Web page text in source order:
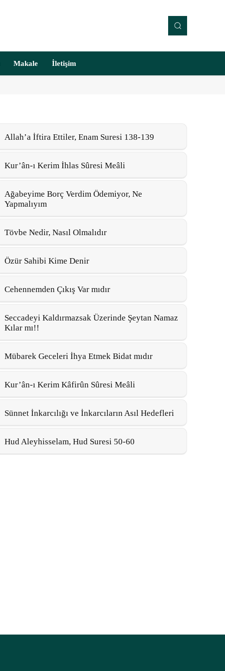
Makale İletişim
Allah’a İftira Ettiler, Enam Suresi 138-139
Kur’ân-ı Kerim İhlas Sûresi Meâli
Ağabeyime Borç Verdim Ödemiyor, Ne
Yapmalıyım
Tövbe Nedir, Nasıl Olmalıdır
Özür Sahibi Kime Denir
Cehennemden Çıkış Var mıdır
Seccadeyi Kaldırmazsak Üzerinde Şeytan Namaz
Kılar mı!!
Mübarek Geceleri İhya Etmek Bidat mıdır
Kur’ân-ı Kerim Kâfirûn Sûresi Meâli
Sünnet İnkarcılığı ve İnkarcıların Asıl Hedefleri
Hud Aleyhisselam, Hud Suresi 50-60